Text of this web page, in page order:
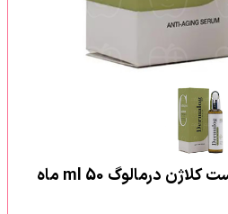
سرم ضد چروک انواع پوست کلاژن درمالوگ 50 ml ماه